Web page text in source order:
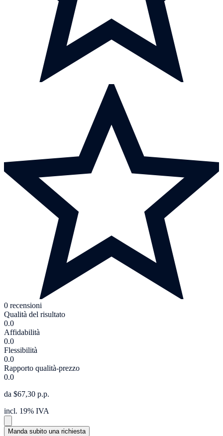
0 recensioni
Qualità del risultato
0.0
Affidabilità
0.0
Flessibilità
0.0
Rapporto qualità-prezzo
0.0
da $67,30 p.p.
incl. 19% IVA
Manda subito una richiesta